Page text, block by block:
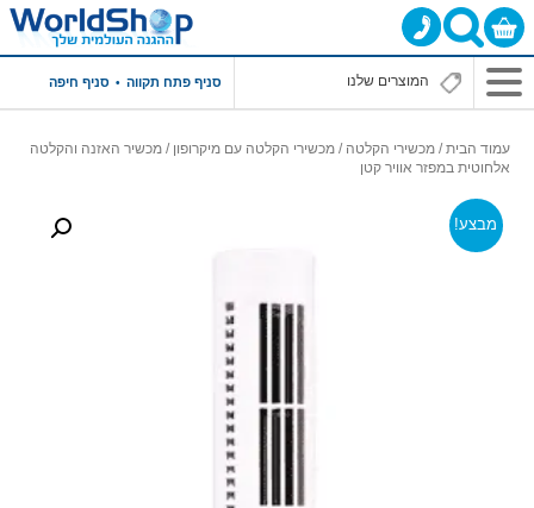
סניף פתח תקווה סניף חיפה
עמוד הבית/ מכשירי הקלטה / מכשירי הקלטה עם מיקרופון / מכשיר האזנה והקלטה
אלחוטית במפזר אוויר קטן
מבצע!